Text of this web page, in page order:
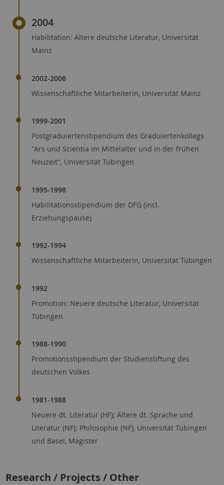
2004
Habilitation: Ältere deutsche Literatur, Universität
Mainz
2002-2006
Wissenschaftliche Mitarbeiterin, Universität Mainz
1999-2001
Postgraduiertenstipendium des Graduiertenkollegs
"Ars und Scientia im Mittelalter und in der frühen
Neuzeit", Universität Tübingen
1995-1998
Habilitationsstipendium der DFG (incl.
Erziehungspause)
1992-1994
Wissenschaftliche Mitarbeiterin, Universität Tübingen
1992
Promotion: Neuere deutsche Literatur, Universität
Tübingen
1988-1990
Promotionsstipendium der Studienstiftung des
deutschen Volkes
1981-1988
Neuere dt. Literatur (HF); Ältere dt. Sprache und
Literatur (NF); Philosophie (NF), Universität Tübingen
und Basel, Magister
Research / Projects / Other